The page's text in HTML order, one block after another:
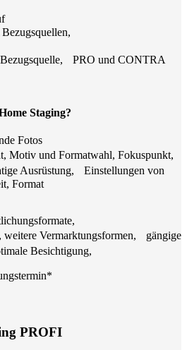
Bezugsquelle, PRO und CONTRA
Staging?
Fotos
Motiv und Formatwahl, Fokuspunkt,
Ausrüstung, Einstellungen von
Format
weitere Vermarktungsformen, gängige
Besichtigung,
PROFI